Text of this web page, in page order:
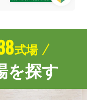
式場
を探す